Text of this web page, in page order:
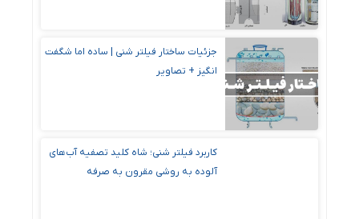
جزئیات ساختار فیلتر شنی | ساده اما شگفت
‌انگیز + تصاویر
کاربرد فیلتر شنی؛ شاه کلید تصفیه آب‌های
آلوده به روشی مقرون ‌به‌ صرفه